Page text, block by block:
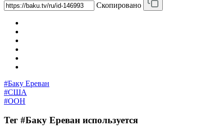
Скопировано
#Баку Ереван
#США
#ООН
Тег #Баку Ереван используется